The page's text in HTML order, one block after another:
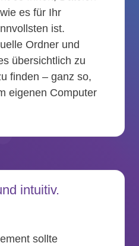
es für Ihr
ist.
Ordner und
übersichtlich zu
finden – ganz so,
eigenen Computer
intuitiv.
sollte